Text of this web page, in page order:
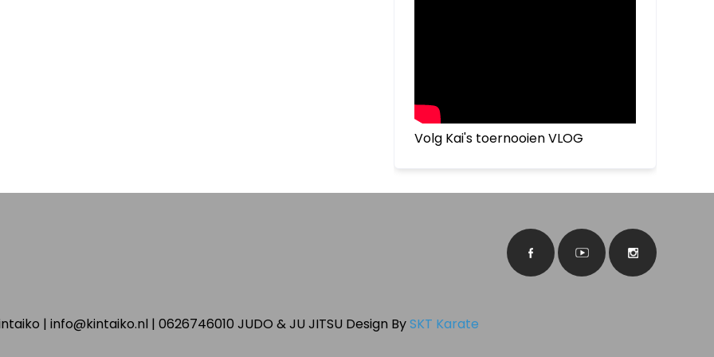
Volg Kai's toernooien VLOG
| info@kintaiko.nl | 0626746010 JUDO & JU JITSU Design BySKT Karate